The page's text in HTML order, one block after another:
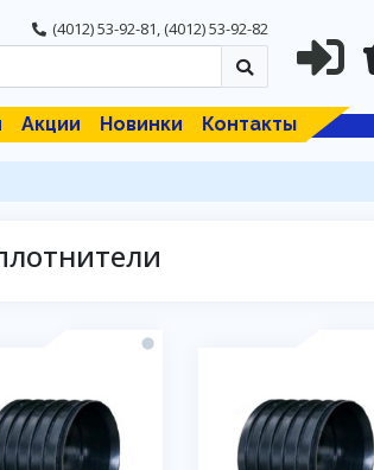
(4012) 53-92-81,(4012) 53-92-82
Акции Новинки Контакты